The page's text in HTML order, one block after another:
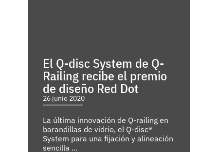
El Q-disc System de Q-
Railing recibe el premio
de diseño Red Dot
26 junio 2020
La última innovación de Q-railing en
barandillas de vidrio, el Q-disc®
System para una fijación y alineación
sencilla ...